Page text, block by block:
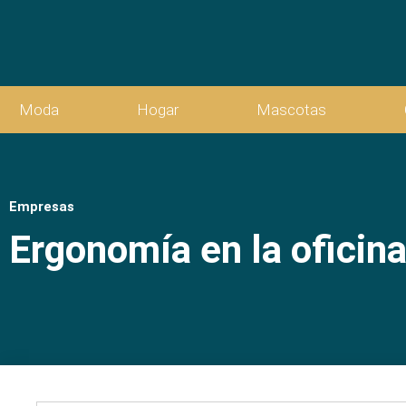
Moda Hogar Mascotas
Empresas
Ergonomía en la oficina